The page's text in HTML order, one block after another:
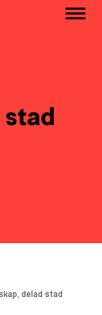
stad
delad stad